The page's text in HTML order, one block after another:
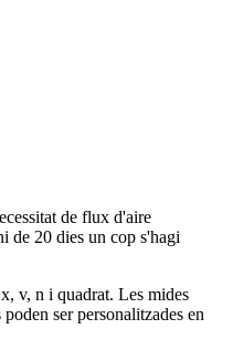
de flux d'aire
de 20 dies un cop s'hagi
v, n i quadrat. Les mides
ser personalitzades en